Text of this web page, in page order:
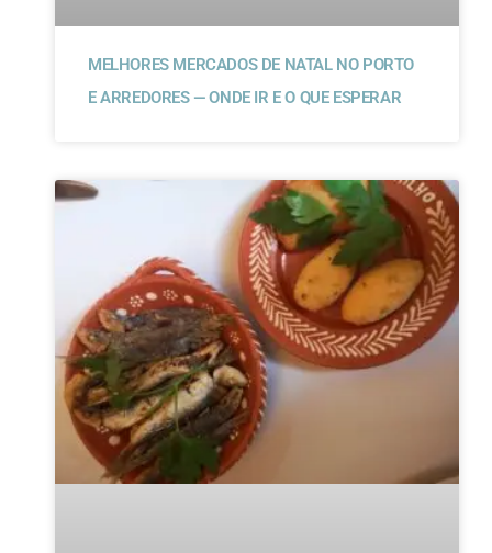
MELHORES MERCADOS DE NATAL NO PORTO
E ARREDORES — ONDE IR E O QUE ESPERAR